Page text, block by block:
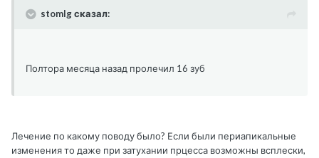
stomlg сказал:
Полтора месяца назад пролечил 16 зуб
Лечение по какому поводу было? Если были периапикальные
изменения то даже при затухании прцесса возможны всплески,